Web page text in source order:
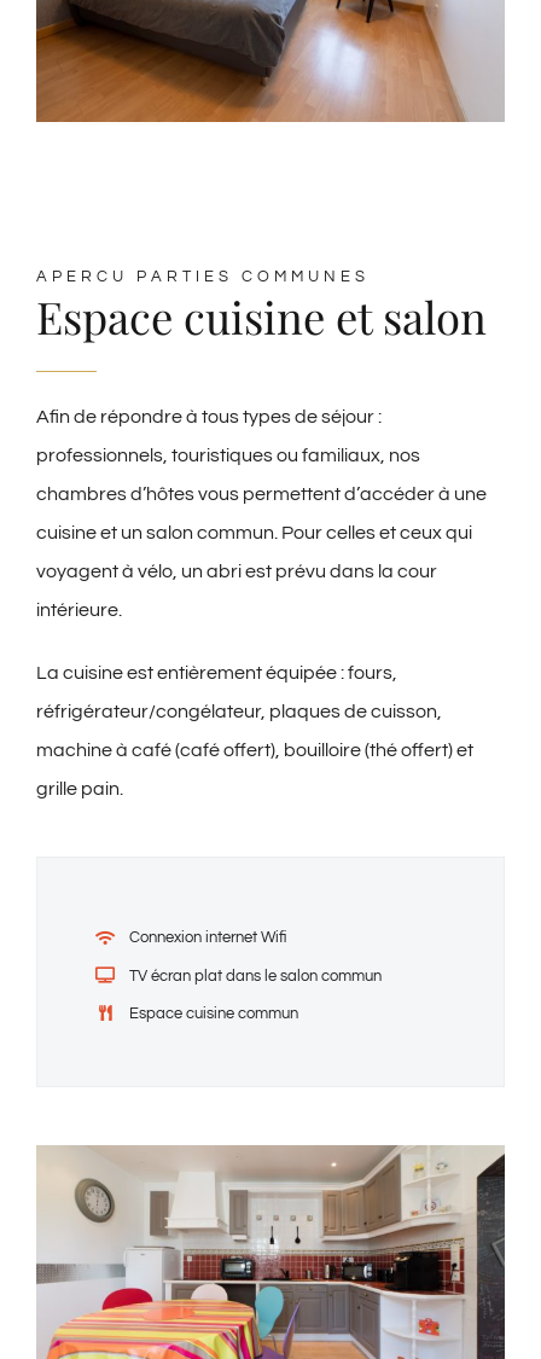
APERCU PARTIES COMMUNES
Espace cuisine et salon
Afin de répondre à tous types de séjour :
professionnels, touristiques ou familiaux, nos
chambres d’hôtes vous permettent d’accéder à une
cuisine et un salon commun. Pour celles et ceux qui
voyagent à vélo, un abri est prévu dans la cour
intérieure.
La cuisine est entièrement équipée : fours,
réfrigérateur/congélateur, plaques de cuisson,
machine à café (café offert), bouilloire (thé offert) et
grille pain.
Connexion internet Wifi
TV écran plat dans le salon commun
Espace cuisine commun